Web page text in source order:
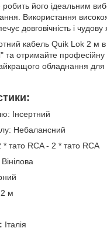
його ідеальним
Використання
довговічність і чудову
кабель Quik Lok 2 м в
та отримайте професійну
обладнання для
Інсертний
Небалансний
тато RCA - 2 * тато RCA
м
Італія